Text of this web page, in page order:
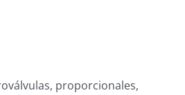
proporcionales,